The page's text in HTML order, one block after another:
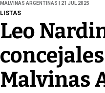
MALVINAS ARGENTINAS | 21 JUL 2025
LISTAS
Leo
Malvinas